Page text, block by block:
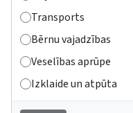
Transports
Bērnu vajadzības
Veselības aprūpe
Izklaide un atpūta